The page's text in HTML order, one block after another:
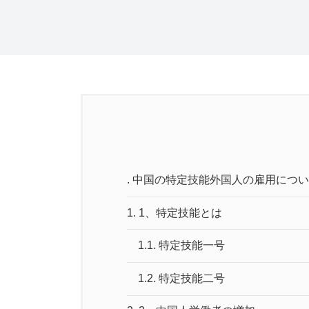
. 中国の特定技能外国人の雇用につ
1. 1、特定技能とは
1.1. 特定技能一号
1.2. 特定技能二号